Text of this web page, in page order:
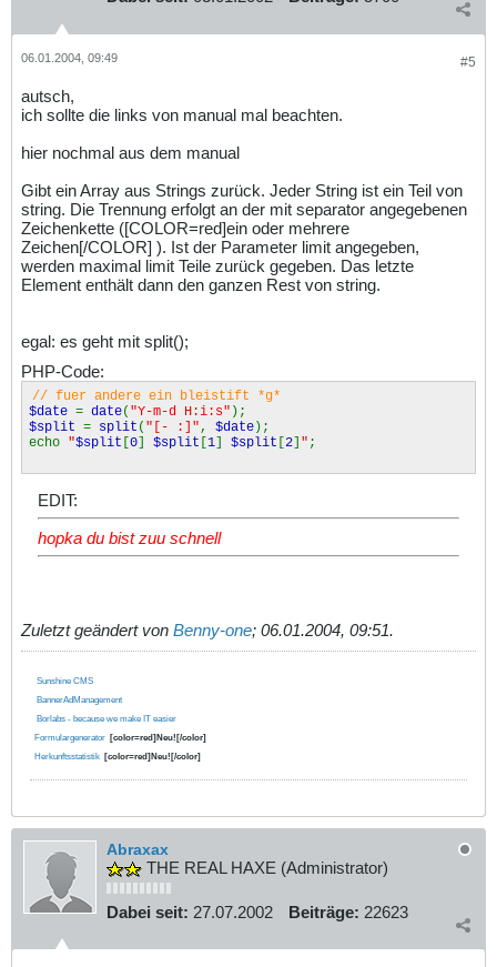
#5
06.01.2004, 09:49
autsch,
ich sollte die links von manual mal beachten.
hier nochmal aus dem manual
Gibt ein Array aus Strings zurück. Jeder String ist ein Teil von
string. Die Trennung erfolgt an der mit separator angegebenen
Zeichenkette ([COLOR=red]ein oder mehrere
Zeichen[/COLOR] ). Ist der Parameter limit angegeben,
werden maximal limit Teile zurück gegeben. Das letzte
Element enthält dann den ganzen Rest von string.
egal: es geht mit split();
PHP-Code:
// fuer andere ein bleistift *g*
$date = date( "Y-m-d H:i:s" );
$split = split ( "[- :]" , $date);
echo "$split [0] $split [1] $split [2] " ;
EDIT:
hopka du bist zuu schnell
Zuletzt geändert von Benny-one; 06.01.2004, 09:51.
Sunshine CMS
BannerAdManagement
Borlabs - because we make IT easier
Formulargenerator [color=red]Neu![/color]
Herkunftsstatistik [color=red]Neu![/color]
Abraxax
THE REAL HAXE (Administrator)
Dabei seit: 27.07.2002 Beiträge: 22623